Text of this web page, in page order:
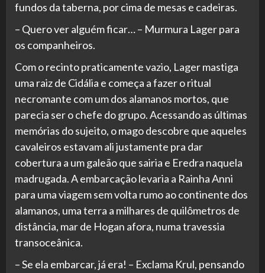
fundos da taberna, por cima de mesas e cadeiras.
– Quero ver alguém ficar… – Murmura Lager para
os companheiros.
Com o recinto praticamente vazio, Lager mastiga
uma raiz de Cidália e começa a fazer o ritual
necromante com um dos alamanos mortos, que
parecia ser o chefe do grupo. Acessando as últimas
memórias do sujeito, o mago descobre que aqueles
cavaleiros estavam ali justamente pra dar
cobertura a um galeão que sairia e Eredra naquela
madrugada. A embarcação levaria a Rainha Anni
para uma viagem sem volta rumo ao continente dos
alamanos, uma terra a milhares de quilômetros de
distância, mar de Hogan afora, numa travessia
transoceânica.
– Se ela embarcar, já era! – Exclama Krul, pensando